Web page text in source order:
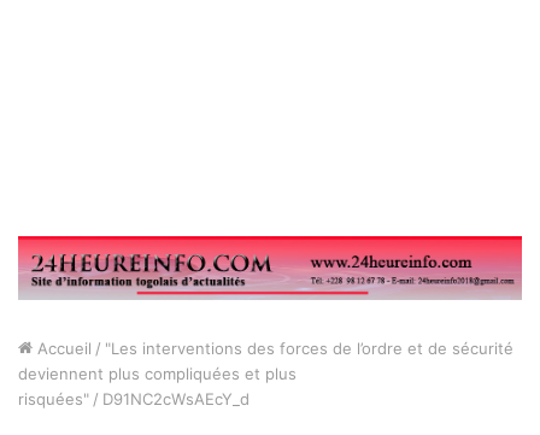
Accueil / "Les interventions des forces de l’ordre et de sécurité
deviennent plus compliquées et plus
risquées" / D91NC2cWsAEcY_d